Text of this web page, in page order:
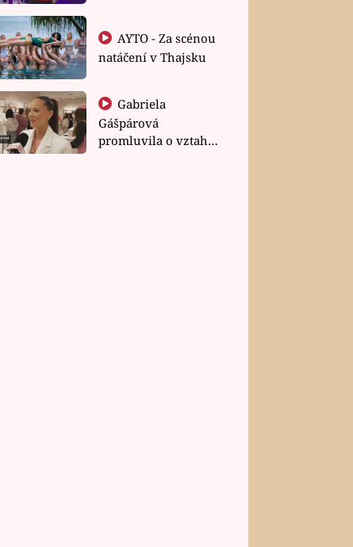
natáčení v Thajsku
Gabriela
Gášpárová
promluvila o vztahu